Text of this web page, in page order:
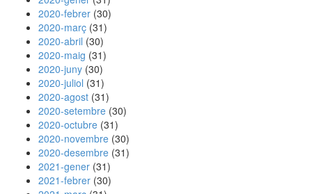
2020-febrer (30)
2020-març (31)
2020-abril (30)
2020-maig (31)
2020-juny (30)
2020-juliol (31)
2020-agost (31)
2020-setembre (30)
2020-octubre (31)
2020-novembre (30)
2020-desembre (31)
2021-gener (31)
2021-febrer (30)